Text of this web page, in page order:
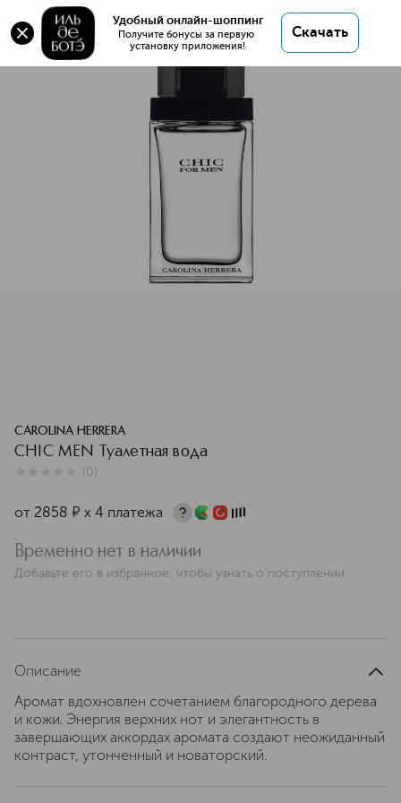
Удобный онлайн-шоппинг
Получите бонусы за первую
установку приложения!
Скачать
Оригинал 💯 CHIC MEN Туалетная вода купить в
интернет магазине ИЛЬ ДЕ БОТЭ с доставкой.
CHIC MEN Туалетная вода
CAROLINA HERRERA
CHIC MEN Туалетная вода
(0)
от 2858 ¤ х 4 платежа
Временно нет в наличии
Добавьте его в избранное, чтобы узнать о поступлении
Описание
Аромат вдохновлен сочетанием благородного дерева
и кожи. Энергия верхних нот и элегантность в
завершающих аккордах аромата создают неожиданный
контраст, утонченный и новаторский.